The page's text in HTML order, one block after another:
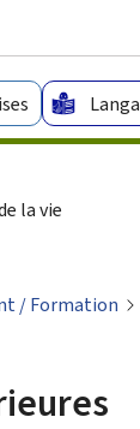
la vie
/ Formation